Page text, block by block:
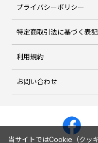
プライバシーポリシー
特定商取引法に基づく表記
利用規約
お問い合わせ
当サイトではCookie（クッ